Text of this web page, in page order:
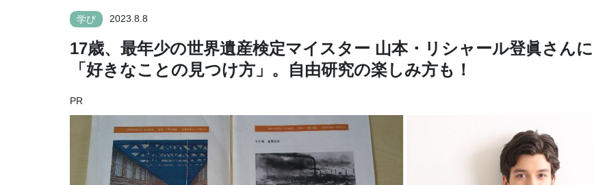
学び 2023.8.8
17歳、最年少の世界遺産検定マイスター 山本・リシャール登眞さんに
「好きなことの見つけ方」。自由研究の楽しみ方も！
PR